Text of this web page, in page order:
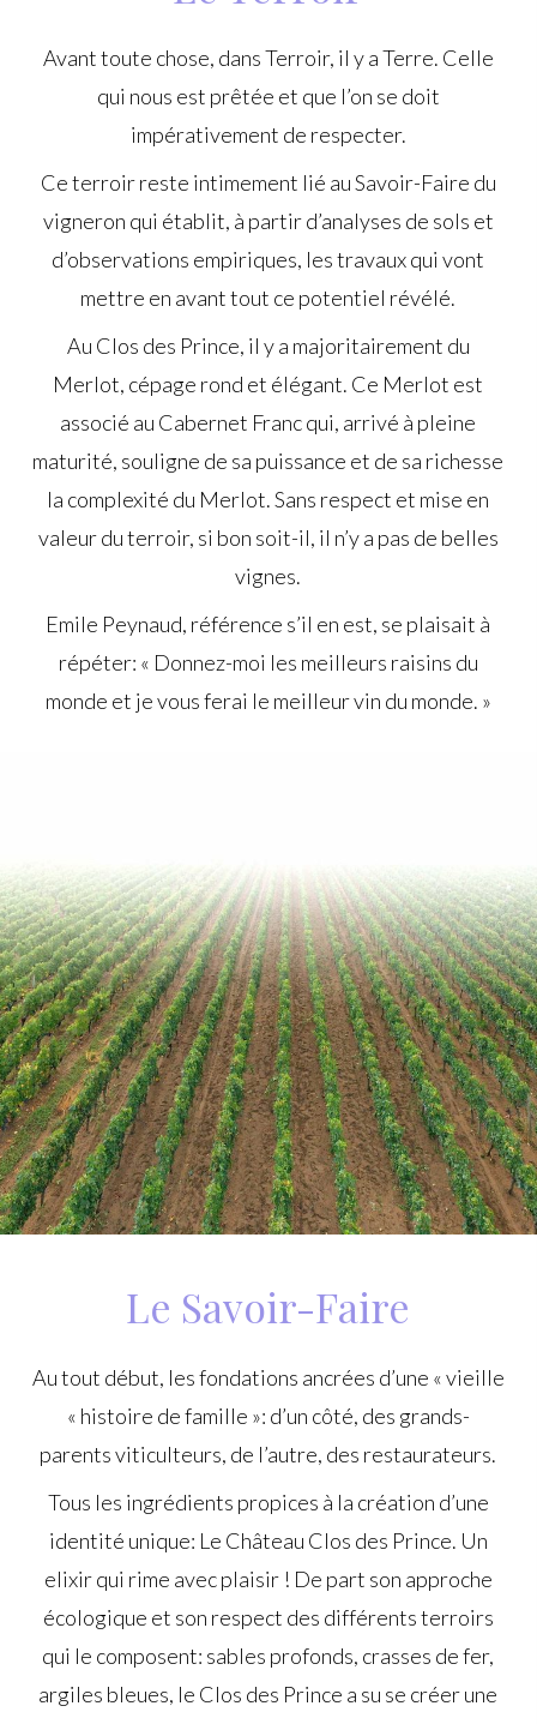
Avant toute chose, dans Terroir, il y a Terre. Celle
qui nous est prêtée et que l’on se doit
impérativement de respecter.
Ce terroir reste intimement lié au Savoir-Faire du
vigneron qui établit, à partir d’analyses de sols et
d’observations empiriques, les travaux qui vont
mettre en avant tout ce potentiel révélé.
Au Clos des Prince, il y a majoritairement du
Merlot, cépage rond et élégant. Ce Merlot est
associé au Cabernet Franc qui, arrivé à pleine
maturité, souligne de sa puissance et de sa richesse
la complexité du Merlot. Sans respect et mise en
valeur du terroir, si bon soit-il, il n’y a pas de belles
vignes.
Emile Peynaud, référence s’il en est, se plaisait à
répéter: « Donnez-moi les meilleurs raisins du
monde et je vous ferai le meilleur vin du monde. »
Le Savoir-Faire
Au tout début, les fondations ancrées d’une « vieille
« histoire de famille »: d’un côté, des grands-
parents viticulteurs, de l’autre, des restaurateurs.
Tous les ingrédients propices à la création d’une
identité unique: Le Château Clos des Prince. Un
elixir qui rime avec plaisir ! De part son approche
écologique et son respect des différents terroirs
qui le composent: sables profonds, crasses de fer,
argiles bleues, le Clos des Prince a su se créer une